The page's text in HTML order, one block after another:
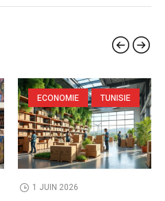
ECONOMIE TUNISIE
1 JUIN 2026